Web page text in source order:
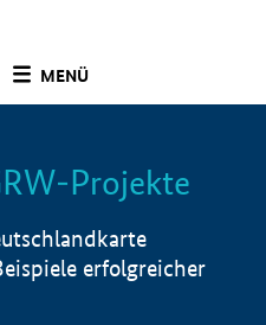
MENÜ
Info
Projekte
erfolgreicher